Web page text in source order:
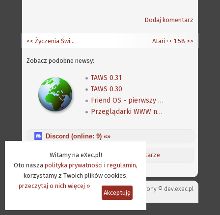
Witamy na eXec.pl!
Oto nasza polityka prywatności i regulamin,
korzystamy z Twoich plików cookies:
przeczytaj o nich więcej »
Akceptuję
Dodaj komentarz
Atari++ 1.58 >>
<< Życzenia Świąteczne
Zobacz podobne newsy:
TAWS 0.31
TAWS 0.30
Friend OS - pierwszy rzut okiem, wersja angielska
Przeglądarki WWW na Amigę
Discord (online: 9) «»
Aktualności/Ostatnie komentarze
Projekt strony © dev.exec.pl